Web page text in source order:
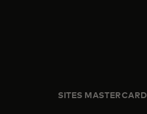
SITES MASTERCARD